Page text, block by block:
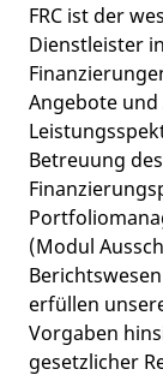
FRC ist der
Dienstleister
Angebote
Betreuung
(Modul
erfüllen
Vorgaben
gesetzlicher